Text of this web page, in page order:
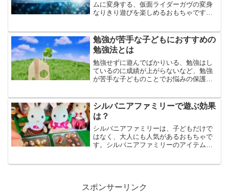
ムに変身する、仮面ライダーガヴの変身
なりきり遊びを楽しめるおもちゃです。
撃遊び、ゴチゾウをセットしてフォーム
チェンジ遊びなど、様...
勉強が苦手な子どもにおすすめの
勉強法とは
勉強せずに遊んでばかりいる、勉強はし
ているのに成績が上がらないなど、勉強
が苦手な子どものことでお悩みの保護者
強が苦手な原因を探り、勉強法を工夫す
ることが大切です。今回は...
シルバニアファミリーで遊ぶ効果
は？
シルバニアファミリーは、子どもだけで
はなく、大人にも人気があるおもちゃで
す。シルバニアファミリーのアイテムは
スポンサーリンク